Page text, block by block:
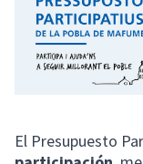
El Presupuesto